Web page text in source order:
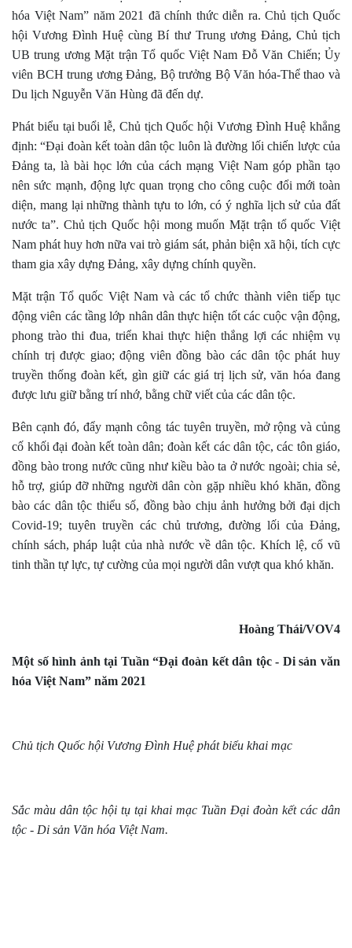
hóa Việt Nam” năm 2021 đã chính thức diễn ra. Chủ tịch Quốc
hội Vương Đình Huệ cùng Bí thư Trung ương Đảng, Chủ tịch
UB trung ương Mặt trận Tổ quốc Việt Nam Đỗ Văn Chiến; Ủy
viên BCH trung ương Đảng, Bộ trưởng Bộ Văn hóa-Thể thao và
Du lịch Nguyễn Văn Hùng đã đến dự.
Phát biểu tại buổi lễ, Chủ tịch Quốc hội Vương Đình Huệ khẳng
định: “Đại đoàn kết toàn dân tộc luôn là đường lối chiến lược của
Đảng ta, là bài học lớn của cách mạng Việt Nam góp phần tạo
nên sức mạnh, động lực quan trọng cho công cuộc đổi mới toàn
diện, mang lại những thành tựu to lớn, có ý nghĩa lịch sử của đất
nước ta”. Chủ tịch Quốc hội mong muốn Mặt trận tổ quốc Việt
Nam phát huy hơn nữa vai trò giám sát, phản biện xã hội, tích cực
tham gia xây dựng Đảng, xây dựng chính quyền.
Mặt trận Tổ quốc Việt Nam và các tổ chức thành viên tiếp tục
động viên các tầng lớp nhân dân thực hiện tốt các cuộc vận động,
phong trào thi đua, triển khai thực hiện thắng lợi các nhiệm vụ
chính trị được giao; động viên đồng bào các dân tộc phát huy
truyền thống đoàn kết, gìn giữ các giá trị lịch sử, văn hóa đang
được lưu giữ bằng trí nhớ, bằng chữ viết của các dân tộc.
Bên cạnh đó, đẩy mạnh công tác tuyên truyền, mở rộng và củng
cố khối đại đoàn kết toàn dân; đoàn kết các dân tộc, các tôn giáo,
đồng bào trong nước cũng như kiều bào ta ở nước ngoài; chia sẻ,
hỗ trợ, giúp đỡ những người dân còn gặp nhiều khó khăn, đồng
bào các dân tộc thiểu số, đồng bào chịu ảnh hưởng bởi đại dịch
Covid-19; tuyên truyền các chủ trương, đường lối của Đảng,
chính sách, pháp luật của nhà nước về dân tộc. Khích lệ, cổ vũ
tinh thần tự lực, tự cường của mọi người dân vượt qua khó khăn.
Hoàng Thái/VOV4
Một số hình ảnh tại Tuần “Đại đoàn kết dân tộc - Di sản văn
hóa Việt Nam” năm 2021
Chủ tịch Quốc hội Vương Đình Huệ phát biểu khai mạc
Sắc màu dân tộc hội tụ tại khai mạc Tuần Đại đoàn kết các dân
tộc - Di sản Văn hóa Việt Nam.